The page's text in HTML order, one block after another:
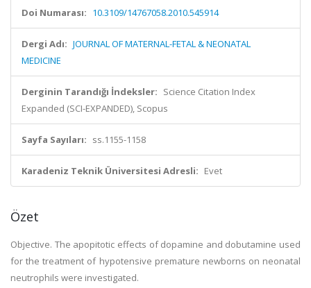
Doi Numarası: 10.3109/14767058.2010.545914
Dergi Adı: JOURNAL OF MATERNAL-FETAL & NEONATAL
MEDICINE
Derginin Tarandığı İndeksler: Science Citation Index
Expanded (SCI-EXPANDED), Scopus
Sayfa Sayıları: ss.1155-1158
Karadeniz Teknik Üniversitesi Adresli: Evet
Özet
Objective. The apopitotic effects of dopamine and dobutamine used
for the treatment of hypotensive premature newborns on neonatal
neutrophils were investigated.